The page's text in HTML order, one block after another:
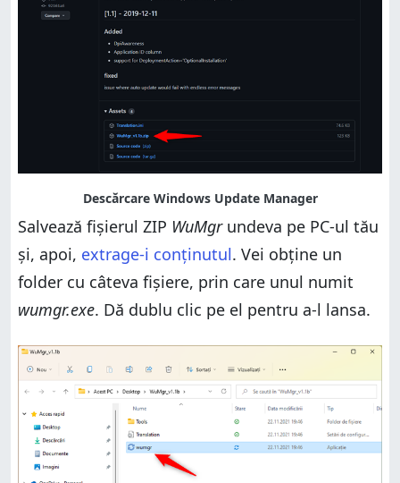
Salvează fișierul ZIP WuMgrundeva pe PC-ul tău
și, apoi, extrage-i conținutul. Vei obține un
folder cu câteva fișiere, prin care unul numit
wumgr.exe. Dă dublu clic pe el pentru a-l lansa.